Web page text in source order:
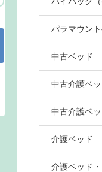
パラマウン
中古ベッド
中古介護ベ
中古介護ベ
介護ベッド
介護ベッド